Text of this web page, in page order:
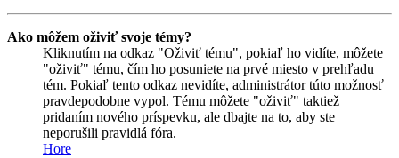
Ako môžem oživiť svoje témy?
Kliknutím na odkaz "Oživiť tému", pokiaľ ho vidíte, môžete
"oživiť" tému, čím ho posuniete na prvé miesto v prehľadu
tém. Pokiaľ tento odkaz nevidíte, administrátor túto možnosť
pravdepodobne vypol. Tému môžete "oživiť" taktiež
pridaním nového príspevku, ale dbajte na to, aby ste
neporušili pravidlá fóra.
Hore